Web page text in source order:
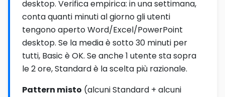
desktop. Verifica empirica: in una settimana,
conta quanti minuti al giorno gli utenti
tengono aperto Word/Excel/PowerPoint
desktop. Se la media è sotto 30 minuti per
tutti, Basic è OK. Se anche 1 utente sta sopra
le 2 ore, Standard è la scelta più razionale.
Pattern misto (alcuni Standard + alcuni